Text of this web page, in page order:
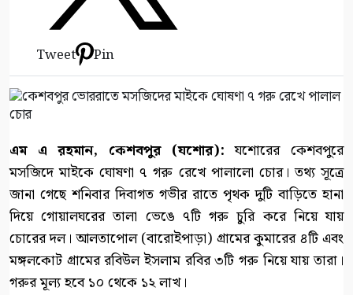
Tweet Pin
এম এ রহমান, কেশবপুর (যশোর): যশোরের কেশবপুরে
মসজিদে মাইকে ঘোষণা ৭ গরু রেখে পালালো চোর। তথ্য সূত্রে
জানা গেছে শনিবার দিবাগত গভীর রাতে পৃথক দুটি বাড়িতে হানা
দিয়ে গোয়ালঘরের তালা ভেঙে ৭টি গরু চুরি করে নিয়ে যায়
চোরের দল। আলতাপোল (বারোইপাড়া) গ্রামের কুমারের ৪টি এবং
মঙ্গলকোট গ্রামের রবিউল ইসলাম রবির ৩টি গরু নিয়ে যায় তারা।
গরুর মূল্য হবে ১০ থেকে ১২ লাখ।